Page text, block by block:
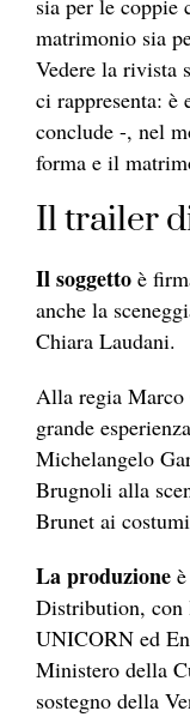
sia per le coppie
matrimonio sia
Vedere la rivista
ci rappresenta: è
conclude -, nel
forma e il
Il trailer
Il soggetto è
anche la
Chiara Laudani.
Alla regia Marco
grande
Michelangelo
Brugnoli alla
Brunet ai
La produzione
Distribution,
UNICORN ed
Ministero della
sostegno della